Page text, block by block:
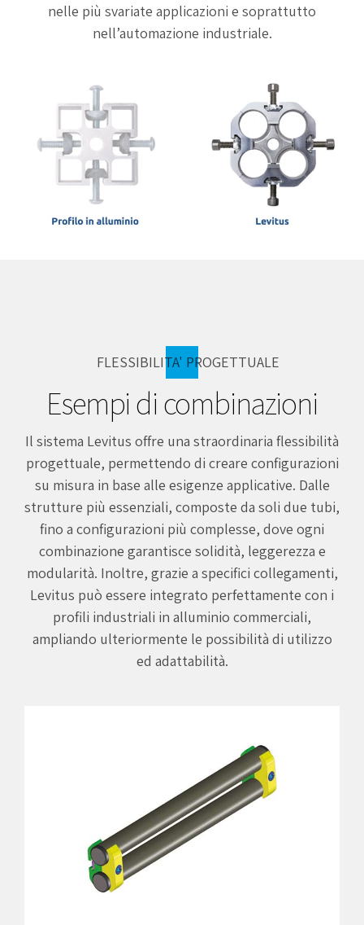
nelle più svariate applicazioni e soprattutto
nell’automazione industriale.
FLESSIBILITA' PROGETTUALE
Esempi di combinazioni
Il sistema Levitus offre una straordinaria flessibilità
progettuale, permettendo di creare configurazioni
su misura in base alle esigenze applicative. Dalle
strutture più essenziali, composte da soli due tubi,
fino a configurazioni più complesse, dove ogni
combinazione garantisce solidità, leggerezza e
modularità. Inoltre, grazie a specifici collegamenti,
Levitus può essere integrato perfettamente con i
profili industriali in alluminio commerciali,
ampliando ulteriormente le possibilità di utilizzo
ed adattabilità.